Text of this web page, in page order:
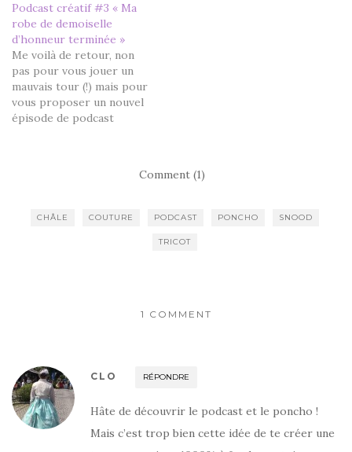
Podcast créatif #3 « Ma
robe de demoiselle
d’honneur terminée »
Me voilà de retour, non
pas pour vous jouer un
mauvais tour (!) mais pour
vous proposer un nouvel
épisode de podcast
Solidaire (plus d'infos ici).
Comment (1)
CHÂLE COUTURE PODCAST PONCHO SNOOD
TRICOT
1 COMMENT
CLO RÉPONDRE
Hâte de découvrir le podcast et le poncho !
Mais c’est trop bien cette idée de te créer une